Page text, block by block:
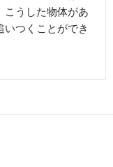
こうした物体があ
つくことができ